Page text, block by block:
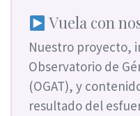
Vuela con
Nuestro proyecto,
Observatorio de
(OGAT), y
resultado del